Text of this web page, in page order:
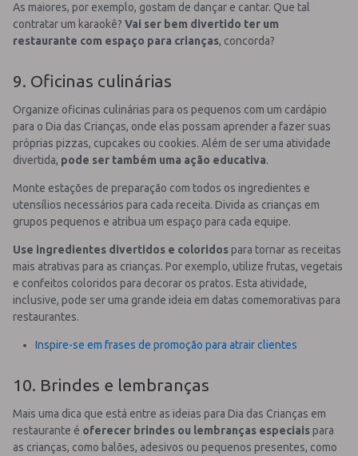
As maiores, por exemplo, gostam de dançar e cantar. Que tal
contratar um karaokê? Vai ser bem divertido ter um
restaurante com espaço para crianças, concorda?
9. Oficinas culinárias
Organize oficinas culinárias para os pequenos com um cardápio
para o Dia das Crianças, onde elas possam aprender a fazer suas
próprias pizzas, cupcakes ou cookies. Além de ser uma atividade
divertida, pode ser também uma ação educativa.
Monte estações de preparação com todos os ingredientes e
utensílios necessários para cada receita. Divida as crianças em
grupos pequenos e atribua um espaço para cada equipe.
Use ingredientes divertidos e coloridospara tornar as receitas
mais atrativas para as crianças. Por exemplo, utilize frutas, vegetais
e confeitos coloridos para decorar os pratos. Esta atividade,
inclusive, pode ser uma grande ideia em datas comemorativas para
restaurantes.
Inspire-se em frases de promoção para atrair clientes
10. Brindes e lembranças
Mais uma dica que está entre as ideias para Dia das Crianças em
restaurante é oferecer brindes ou lembranças especiaispara
as crianças, como balões, adesivos ou pequenos presentes, como